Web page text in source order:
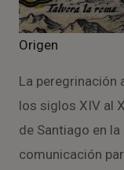
Origen
La peregrinación
los siglos XIV al
de Santiago en
comunicación